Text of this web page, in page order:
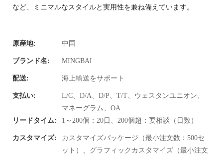
など、ミニマルなスタイルと実用性を兼ね備えています。
原産地: 中国
ブランド名: MINGBAI
配送: 海上輸送をサポート
支払い:
L/C、D/A、D/P、T/T、ウェスタンユニオン、
マネーグラム、OA
リードタイム:
1～200個：20日、200個超：要相談（日数）
カスタマイズ:
カスタマイズパッケージ（最小注文数：500セ
ット）、グラフィックカスタマイズ（最小注文